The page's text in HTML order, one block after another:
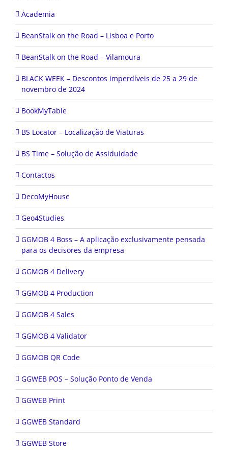
Academia
BeanStalk on the Road – Lisboa e Porto
BeanStalk on the Road – Vilamoura
BLACK WEEK – Descontos imperdíveis de 25 a 29 de
novembro de 2024
BookMyTable
BS Locator – Localização de Viaturas
BS Time – Solução de Assiduidade
Contactos
DecoMyHouse
Geo4Studies
GGMOB 4 Boss – A aplicação exclusivamente pensada
para os decisores da empresa
GGMOB 4 Delivery
GGMOB 4 Production
GGMOB 4 Sales
GGMOB 4 Validator
GGMOB QR Code
GGWEB POS – Solução Ponto de Venda
GGWEB Print
GGWEB Standard
GGWEB Store